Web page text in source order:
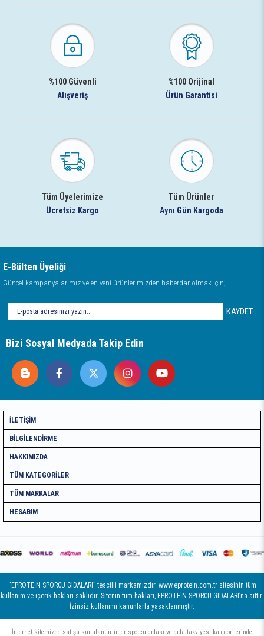
%100 Güvenli
Alışveriş
%100 Orijinal
Ürün Garantisi
Tüm Üyelerimize
Ücretsiz Kargo
Tüm Ürünler
Aynı Gün Kargoda
E-Bülten Üyeliği
Güncel kampanyalarımız ve en yeni ürünlerimizden haberdar olmak için;
KAYDET
Bizi Sosyal Medyada Takip Edin
İLETIŞIM
BILGILENDIRME
HAKKIMIZDA
TÜM KATEGORILER
TÜM MARKALAR
HESABIM
“EPROTEİN SPORCU GIDALARI” tescilli markamızdır. www.eprotein.com.tr sitesinin tüm
kullanım ve içerik hakları saklıdır. Sitenin tüm hakları, EPROTEİN SPORCU GIDALARI’na aittir.
İzinsiz kullanımı kanunlarla yasaklanmıştır.
İnternet sitemizde satışa sunulan ürünler sporcu gıdası ve gıda takviyesi kategorilerinde